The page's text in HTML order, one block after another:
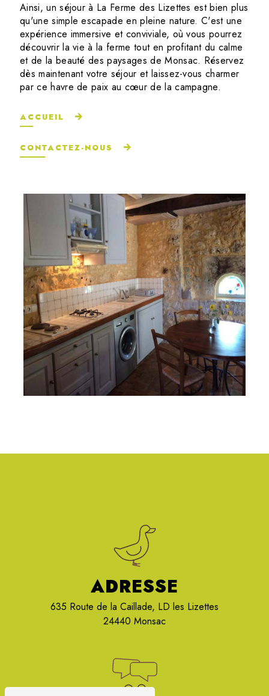
Ainsi, un séjour à La Ferme des Lizettes est bien plus
qu'une simple escapade en pleine nature. C'est une
expérience immersive et conviviale, où vous pourrez
découvrir la vie à la ferme tout en profitant du calme
et de la beauté des paysages de Monsac. Réservez
dès maintenant votre séjour et laissez-vous charmer
par ce havre de paix au cœur de la campagne.
ACCUEIL
CONTACTEZ-NOUS
ADRESSE
635 Route de la Caillade, LD les Lizettes
24440 Monsac